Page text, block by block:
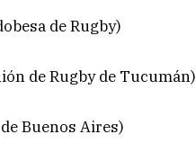
de Rugby)
de Rugby de Tucumán)
Buenos Aires)